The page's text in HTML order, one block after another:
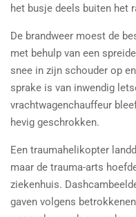
het busje deels buiten het
De brandweer moest de
met behulp van een
snee in zijn schouder op
sprake is van inwendig
vrachtwagenchauffeur
hevig geschrokken.
Een traumahelikopter
maar de trauma-arts
ziekenhuis.
gaven volgens